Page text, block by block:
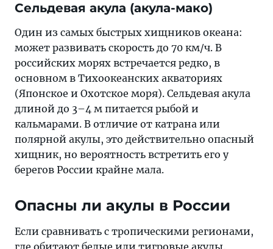
Сельдевая акула (акула-мако)
Один из самых быстрых хищников океана:
может развивать скорость до 70 км/ч. В
российских морях встречается редко, в
основном в Тихоокеанских акваториях
(Японское и Охотское моря). Сельдевая акула
длиной до 3–4 м питается рыбой и
кальмарами. В отличие от катрана или
полярной акулы, это действительно опасный
хищник, но вероятность встретить его у
берегов России крайне мала.
Опасны ли акулы в России
Если сравнивать с тропическими регионами,